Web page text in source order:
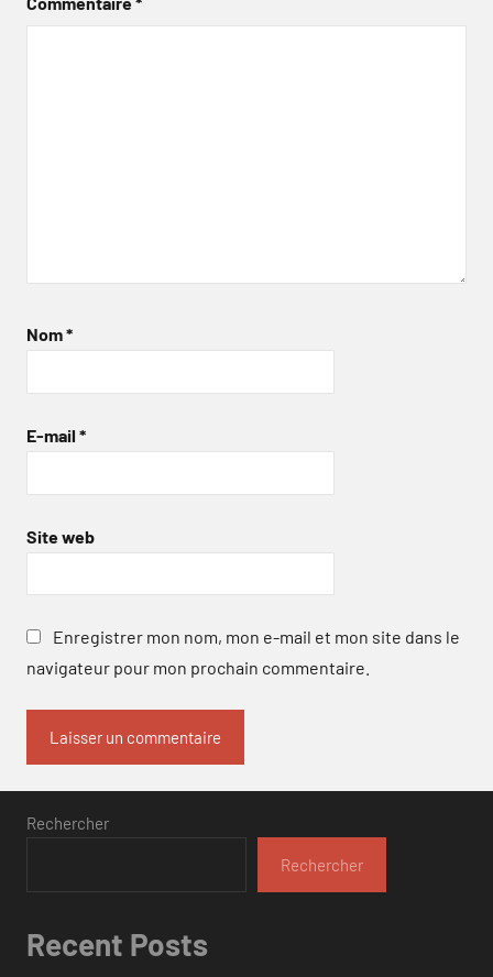
Nom*
E-mail *
Site web
Enregistrer mon nom, mon e-mail et mon site dans le
navigateur pour mon prochain commentaire.
Rechercher
Rechercher
Recent Posts